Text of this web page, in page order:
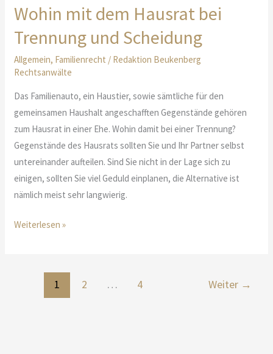
und
Familienname
entsteht
Wohin mit dem Hausrat bei
Trennung und Scheidung
Allgemein, Familienrecht / Redaktion Beukenberg
Rechtsanwälte
Das Familienauto, ein Haustier, sowie sämtliche für den
gemeinsamen Haushalt angeschafften Gegenstände gehören
zum Hausrat in einer Ehe. Wohin damit bei einer Trennung?
Gegenstände des Hausrats sollten Sie und Ihr Partner selbst
untereinander aufteilen. Sind Sie nicht in der Lage sich zu
einigen, sollten Sie viel Geduld einplanen, die Alternative ist
nämlich meist sehr langwierig.
Wohin
Hausrat
Weiterlesen »
1 2 … 4 Weiter →